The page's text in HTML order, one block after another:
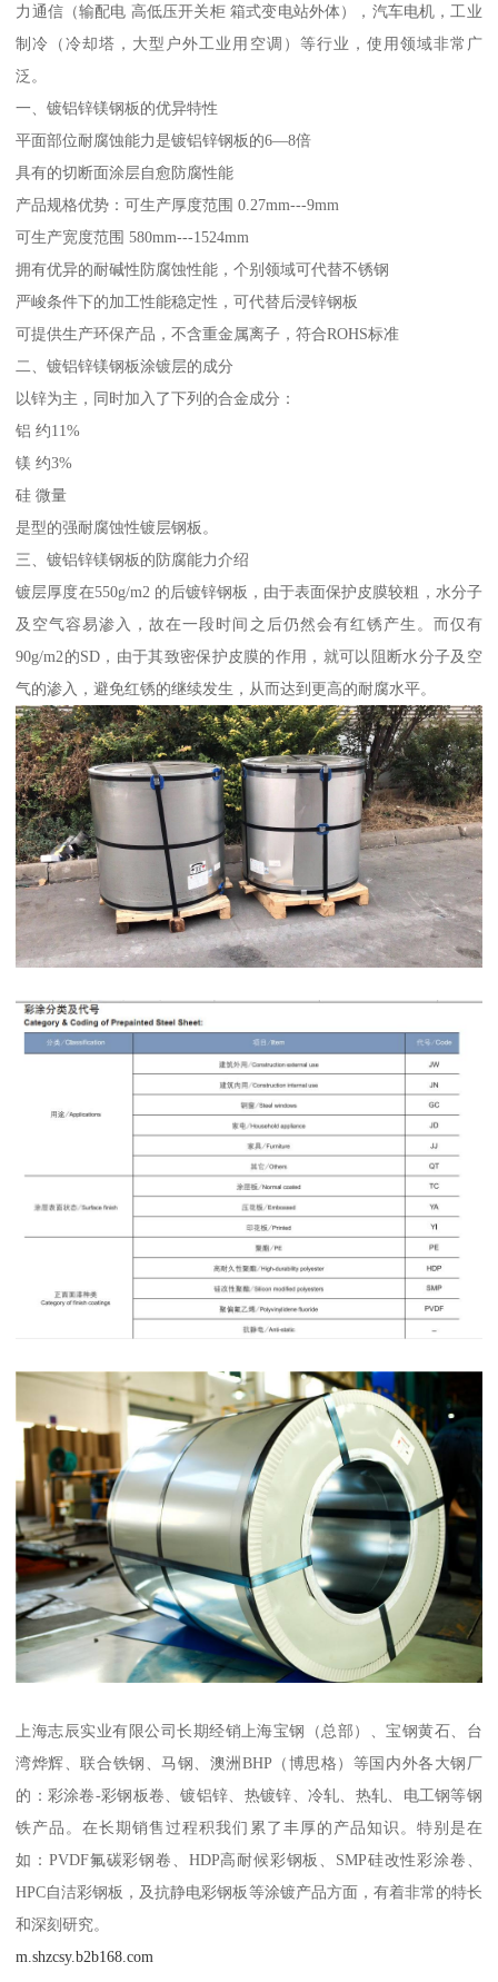
力通信（输配电 高低压开关柜 箱式变电站外体），汽车电机，工业
制冷（冷却塔，大型户外工业用空调）等行业，使用领域非常广
泛。
一、镀铝锌镁钢板的优异特性
平面部位耐腐蚀能力是镀铝锌钢板的6—8倍
具有的切断面涂层自愈防腐性能
产品规格优势：可生产厚度范围 0.27mm---9mm
可生产宽度范围 580mm---1524mm
拥有优异的耐碱性防腐蚀性能，个别领域可代替不锈钢
严峻条件下的加工性能稳定性，可代替后浸锌钢板
可提供生产环保产品，不含重金属离子，符合ROHS标准
二、镀铝锌镁钢板涂镀层的成分
以锌为主，同时加入了下列的合金成分：
铝 约11%
镁 约3%
硅 微量
是型的强耐腐蚀性镀层钢板。
三、镀铝锌镁钢板的防腐能力介绍
镀层厚度在550g/m2 的后镀锌钢板，由于表面保护皮膜较粗，水分子
及空气容易渗入，故在一段时间之后仍然会有红锈产生。而仅有
90g/m2的SD，由于其致密保护皮膜的作用，就可以阻断水分子及空
气的渗入，避免红锈的继续发生，从而达到更高的耐腐水平。
上海志辰实业有限公司长期经销上海宝钢（总部）、宝钢黄石、台
湾烨辉、联合铁钢、马钢、澳洲BHP（博思格）等国内外各大钢厂
的：彩涂卷-彩钢板卷、镀铝锌、热镀锌、冷轧、热轧、电工钢等钢
铁产品。在长期销售过程积我们累了丰厚的产品知识。特别是在
如：PVDF氟碳彩钢卷、HDP高耐候彩钢板、SMP硅改性彩涂卷、
HPC自洁彩钢板，及抗静电彩钢板等涂镀产品方面，有着非常的特长
和深刻研究。
m.shzcsy.b2b168.com